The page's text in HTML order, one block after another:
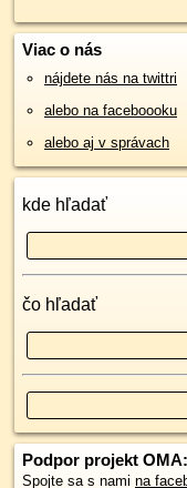
Viac o nás
nájdete nás na twittri
alebo na faceboooku
alebo aj v správach
kde hľadať
čo hľadať
Podpor projekt OMA:
Spojte sa s nami na